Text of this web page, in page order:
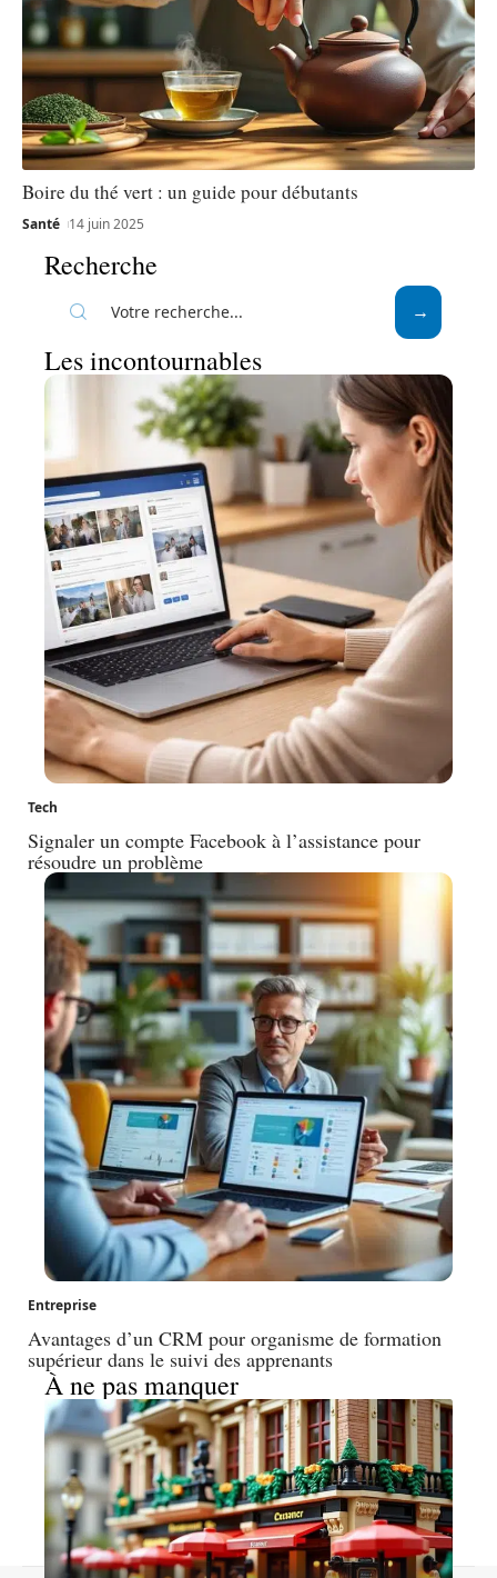
Boire du thé vert : un guide pour débutants
Santé 14 juin 2025
Recherche
Les incontournables
Tech
Signaler un compte Facebook à l’assistance pour
résoudre un problème
Entreprise
Avantages d’un CRM pour organisme de formation
supérieur dans le suivi des apprenants
À ne pas manquer